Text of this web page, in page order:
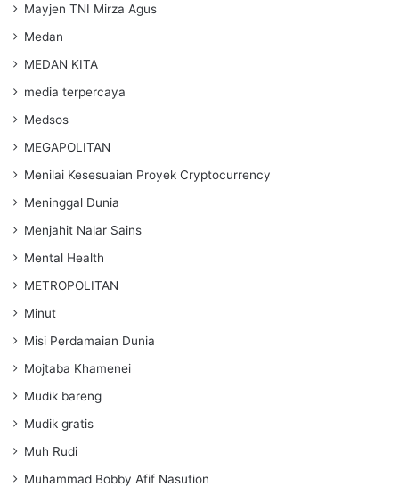
Mayjen TNI Mirza Agus
Medan
MEDAN KITA
media terpercaya
Medsos
MEGAPOLITAN
Menilai Kesesuaian Proyek Cryptocurrency
Meninggal Dunia
Menjahit Nalar Sains
Mental Health
METROPOLITAN
Minut
Misi Perdamaian Dunia
Mojtaba Khamenei
Mudik bareng
Mudik gratis
Muh Rudi
Muhammad Bobby Afif Nasution